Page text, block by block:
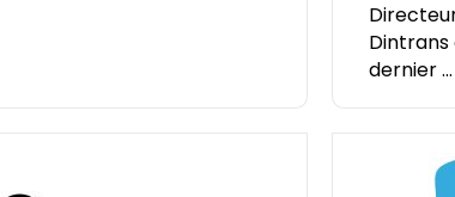
Dintrans
dernier ...